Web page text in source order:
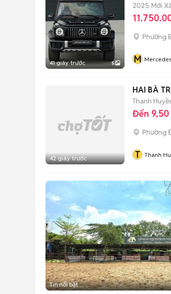
41 giây trước 5
2025 Mới
Phường
M
42 giây trước
HAI BÀ
Thanh
Đến
Phường
T Thanh
Tin nổi bật